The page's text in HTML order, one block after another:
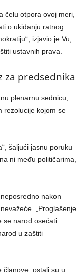
čelu otpora ovoj meri,
o ukidanju ratnog
izjavio je Vu,
ustavnih prava.
za predsednika
plenarnu sednicu,
rezolucije kojom se
šaljući jasnu poruku
ni među političarima,
nakon
„Proglašenje
se narod osećati
u zaštiti
članove, ostali su u